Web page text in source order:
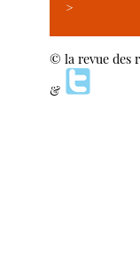
>
© la revue des
&